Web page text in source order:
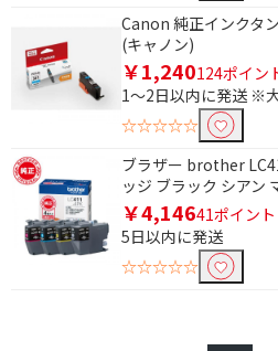
Canon 純正インクタ
(キャノン)
￥1,240124ポイン
1～2日以内に発送 ※
☆☆☆☆☆
ブラザー brother
ッジ ブラック シアン
￥4,14641ポイント
5日以内に発送
☆☆☆☆☆
純正プリンターインク
brother｜ブラザー
EPSON｜エプソン
互換プリンターインク
brother｜ブラザー用
EPSON｜エプソン用
純正トナーで絞り込む